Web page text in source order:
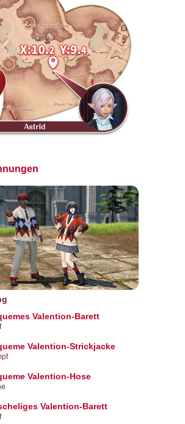
Valention-Barett
Valention-Strickjacke
Valention-Hose
Valention-Barett